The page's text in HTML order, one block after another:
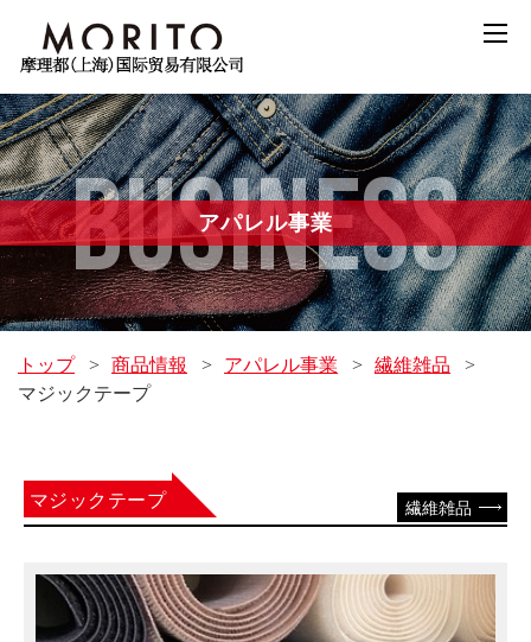
BUSINESS
アパレル事業
トップ > 商品情報 > アパレル事業 > 繊維雑品
>
マジックテープ
マジックテープ 繊維雑品